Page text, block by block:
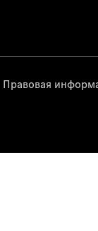
Правовая